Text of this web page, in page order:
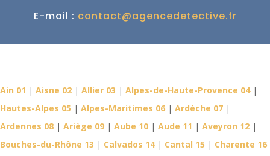
E-mail : contact@agencedetective.fr
Ain 01 | Aisne 02 | Allier 03 | Alpes-de-Haute-Provence 04|
Hautes-Alpes 05 | Alpes-Maritimes 06 | Ardèche 07 |
Ardennes 08 | Ariège 09 | Aube 10 | Aude 11 | Aveyron 12 |
Bouches-du-Rhône 13 | Calvados 14| Cantal 15 | Charente 16